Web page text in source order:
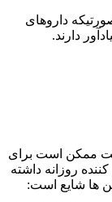
داروهای
دارند.
ممکن است برای
روزانه داشته
ها شایع است: